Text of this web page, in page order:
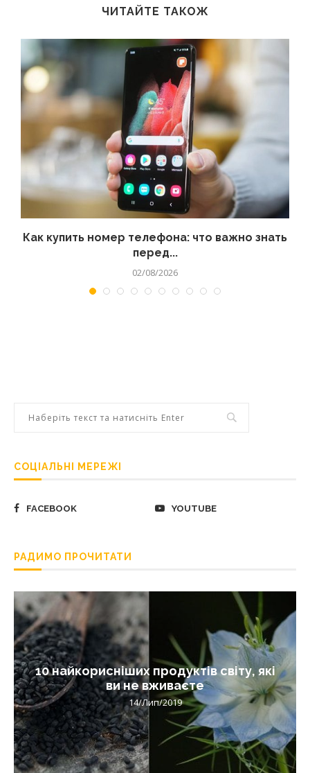
ЧИТАЙТЕ ТАКОЖ
Как купить номер телефона: что важно знать
перед...
02/08/2026
СОЦІАЛЬНІ МЕРЕЖІ
FACEBOOK YOUTUBE
РАДИМО ПРОЧИТАТИ
10 найкорисніших продуктів світу, які
ви не вживаєте
14/Лип/2019